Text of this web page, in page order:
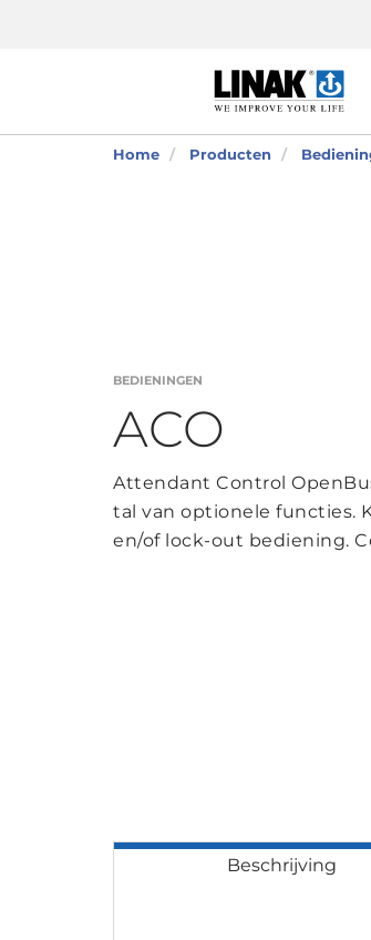
Home Producten
BEDIENINGEN
ACO
Attendant Control
tal van optionele functies.
en/of lock-out bediening.
Beschrijving